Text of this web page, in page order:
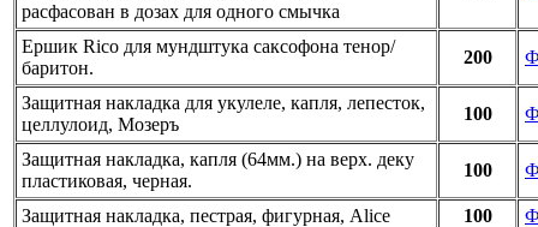
расфасован в дозах для одного смычка
Ершик Rico для мундштука саксофона тенор/
баритон.
200
Защитная накладка для укулеле, капля, лепесток,
целлулоид, Мозеръ
100
Защитная накладка, капля (64мм.) на верх. деку
пластиковая, черная.
100
Защитная накладка, пестрая, фигурная, Alice 100